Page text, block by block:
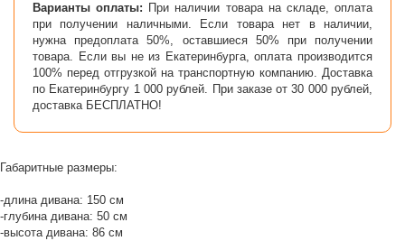
Варианты оплаты: При наличии товара на складе, оплата
при получении наличными. Если товара нет в наличии,
нужна предоплата 50%, оставшиеся 50% при получении
товара. Если вы не из Екатеринбурга, оплата производится
100% перед отгрузкой на транспортную компанию. Доставка
по Екатеринбургу 1 000 рублей. При заказе от 30 000 рублей,
доставка БЕСПЛАТНО!
Габаритные размеры:
-длина дивана: 150 см
-глубина дивана: 50 см
-высота дивана: 86 см